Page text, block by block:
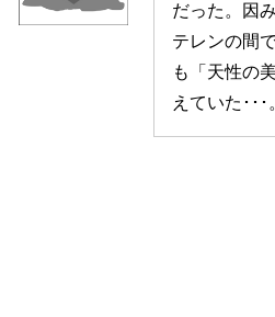
だった。因
テレンの間
も「天性の
えていた･･･